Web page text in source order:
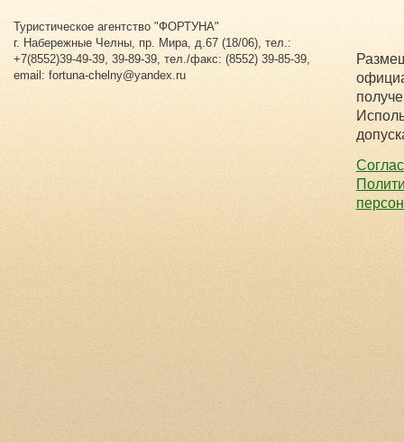
Туристическое агентство "ФОРТУНА"
г. Набережные Челны, пр. Мира, д.67 (18/06), тел.:
+7(8552)39-49-39, 39-89-39, тел./факс: (8552) 39-85-39,
email: fortuna-chelny@yandex.ru